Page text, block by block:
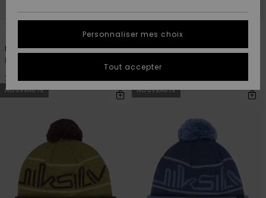
A
Découvrir
A
Découvrir
tailles
conversation
à votre
question.
Démarrer
une
conversation
QUIKSILVER
Performer
Bonnet Bleu Homme
22,00 €
Performer
22,00 €
NOUVEAUTÉ NOUVEAUTÉ
Personnaliser mes choix
Tout accepter